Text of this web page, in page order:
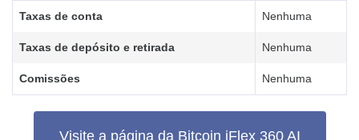
Taxas de conta Nenhuma
Taxas de depósito e retirada Nenhuma
Comissões Nenhuma
Visite a página da Bitcoin iFlex 360 AI